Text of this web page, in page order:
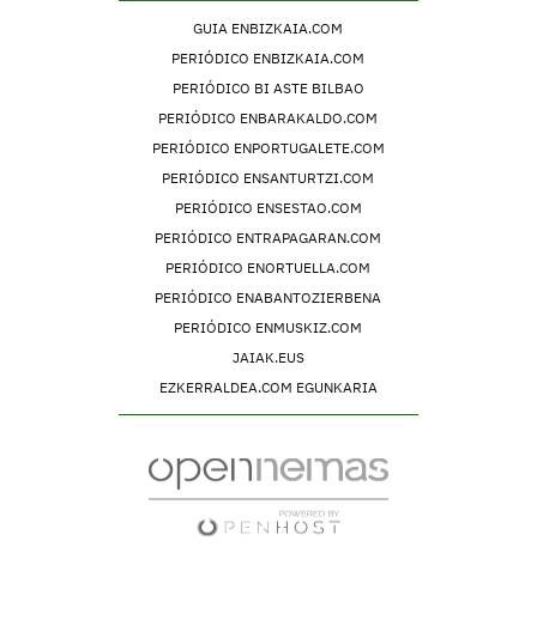
GUIA ENBIZKAIA.COM
PERIÓDICO ENBIZKAIA.COM
PERIÓDICO BI ASTE BILBAO
PERIÓDICO ENBARAKALDO.COM
PERIÓDICO ENPORTUGALETE.COM
PERIÓDICO ENSANTURTZI.COM
PERIÓDICO ENSESTAO.COM
PERIÓDICO ENTRAPAGARAN.COM
PERIÓDICO ENORTUELLA.COM
PERIÓDICO ENABANTOZIERBENA
PERIÓDICO ENMUSKIZ.COM
JAIAK.EUS
EZKERRALDEA.COM EGUNKARIA